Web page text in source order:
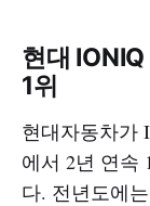
현대
1위
현대자동차가
에서 2년 연속
다. 전년도에